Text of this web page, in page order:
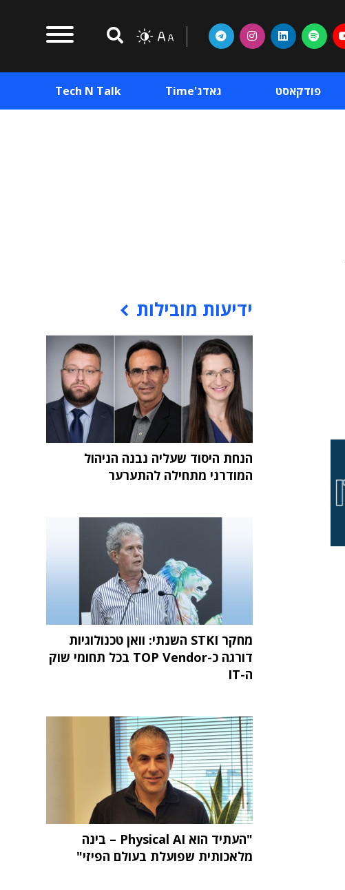
פודקאסט גאדג'Time Tech N Talk
ידיעות מובילות
הנחת היסוד שעליה נבנה הניהול
המודרני מתחילה להתערער
מחקר STKI השנתי: וואן טכנולוגיות
דורגה כ-TOP Vendor בכל תחומי שוק
ה-IT
"העתיד הוא Physical AI – בינה
מלאכותית שפועלת בעולם הפיזי"